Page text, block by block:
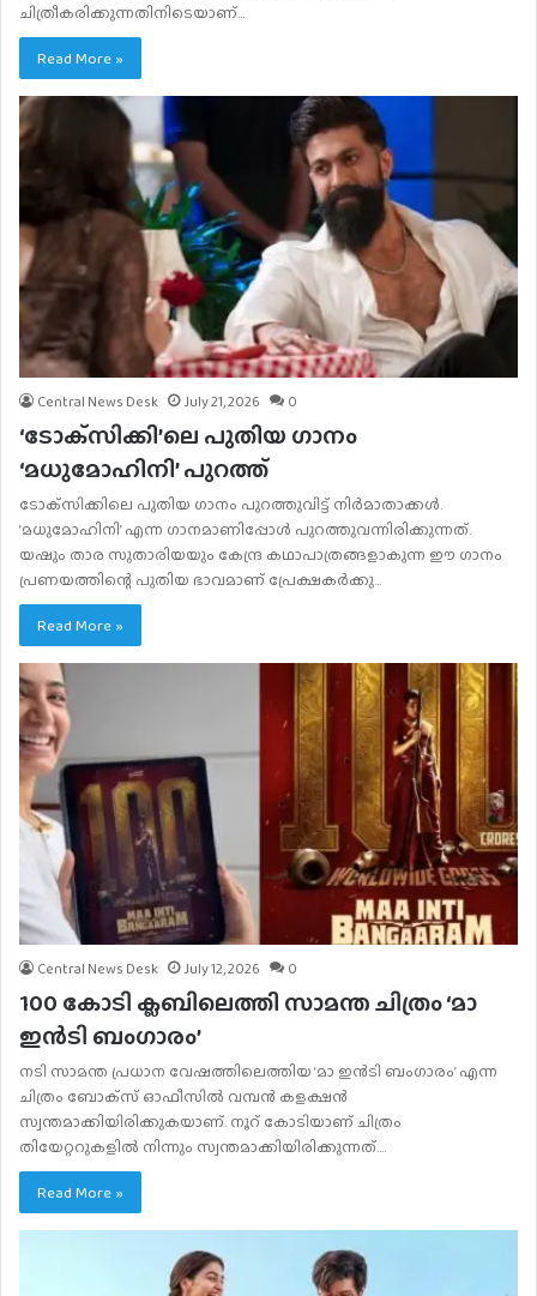
ചിത്രീകരിക്കുന്നതിനിടെയാണ്…
Read More »
Central News Desk July 21, 2026 0
‘ടോക്‌സിക്കി’ലെ പുതിയ ഗാനം
‘മധുമോഹിനി’ പുറത്ത്
ടോക്‌സിക്കിലെ പുതിയ ഗാനം പുറത്തുവിട്ട് നിര്‍മാതാക്കള്‍.
‘മധുമോഹിനി’ എന്ന ഗാനമാണിപ്പോള്‍ പുറത്തുവന്നിരിക്കുന്നത്.
യഷും താര സുതാരിയയും കേന്ദ്ര കഥാപാത്രങ്ങളാകുന്ന ഈ ഗാനം
പ്രണയത്തിന്റെ പുതിയ ഭാവമാണ് പ്രേക്ഷകര്‍ക്കു…
Read More »
Central News Desk July 12, 2026 0
100 കോടി ക്ലബിലെത്തി സാമന്ത ചിത്രം ‘മാ
ഇന്‍ടി ബംഗാരം’
നടി സാമന്ത പ്രധാന വേഷത്തിലെത്തിയ ‘മാ ഇന്‍ടി ബംഗാരം’ എന്ന
ചിത്രം ബോക്‌സ് ഓഫീസില്‍ വമ്പന്‍ കളക്ഷന്‍
സ്വന്തമാക്കിയിരിക്കുകയാണ്. നൂറ് കോടിയാണ് ചിത്രം
തിയേറ്ററുകളില്‍ നിന്നും സ്വന്തമാക്കിയിരിക്കുന്നത്.…
Read More »